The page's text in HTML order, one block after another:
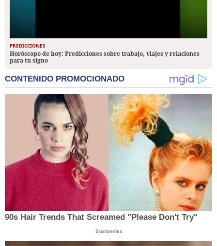
PREDICCIONES
Horóscopo de hoy: Predicciones sobre trabajo, viajes y relaciones
para tu signo
CONTENIDO PROMOCIONADO
90s Hair Trends That Screamed "Please Don't Try"
Brainberries